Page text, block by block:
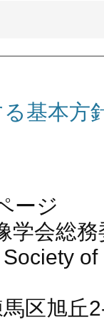
基本方
ージ
学会総
of
区旭丘